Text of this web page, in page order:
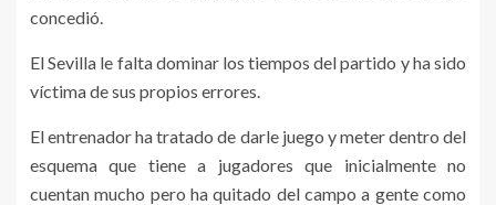
concedió.
El Sevilla le falta dominar los tiempos del partido y ha sido
víctima de sus propios errores.
El entrenador ha tratado de darle juego y meter dentro del
esquema que tiene a jugadores que inicialmente no
cuentan mucho pero ha quitado del campo a gente como